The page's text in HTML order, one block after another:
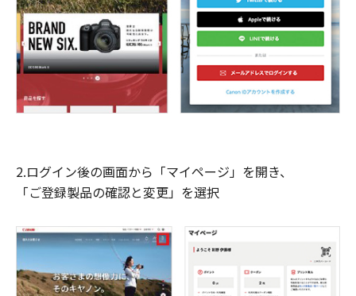
2.ログイン後の画面から「マイページ」を開き、
「ご登録製品の確認と変更」を選択